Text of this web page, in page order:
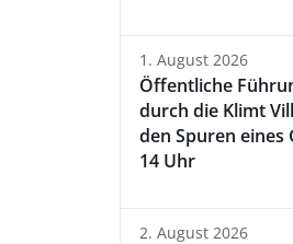
1. August 2026
Öffentliche
durch die Klimt
den Spuren eines
14 Uhr
2. August 2026